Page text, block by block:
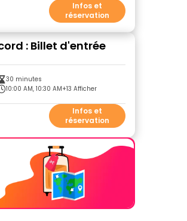
Infos et
réservation
: Billet d'entrée
30 minutes
10:00 AM, 10:30 AM+13 Afficher
Infos et
réservation